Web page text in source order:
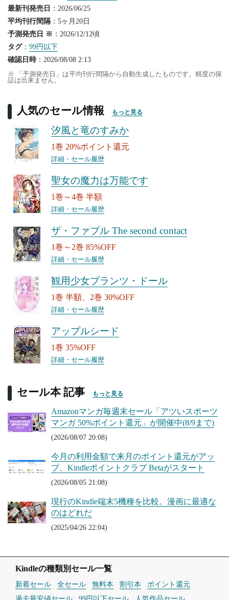
最新刊発売日 ：2026/06/25
平均刊行間隔 ：5ヶ月20日
予測発売日 ※ ：2026/12/12頃
タグ： 99円以下
確認日時：2026/08/08 2:13
※ 「予測発売日」は平均刊行間隔から自動生成したものです。精度の保
証は出来ません。
人気のセール情報 もっと見る
汐風と竜のすみか
1巻 20%ポイント還元
詳細・セール履歴
聖女の魔力は万能です
1巻～4巻 半額
詳細・セール履歴
ザ・ファブル The second contact
1巻～2巻 85%OFF
詳細・セール履歴
観用少女プランツ・ドール
1巻 半額、2巻 30%OFF
詳細・セール履歴
アップルシード
1巻 35%OFF
詳細・セール履歴
セール本 記事 もっと見る
Amazonマンガ毎週末セール「アツいスポーツ
マンガ 50%ポイント還元」が開催中(8/9まで)
(2026/08/07 20:08)
今月の利用金額で来月のポイント還元がアッ
プ、Kindleポイントクラブ Betaがスタート
(2026/08/05 21:08)
現行のKindle端末5機種を比較。漫画に最適な
のはどれだ
(2025/04/26 22:04)
Kindleの種類別セール一覧
新着セール 全セール 無料本 割引本
ポイント還元